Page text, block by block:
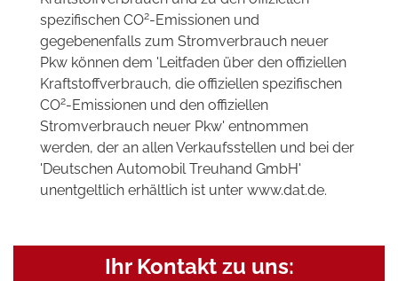
spezifischen CO2-Emissionen und
gegebenenfalls zum Stromverbrauch neuer
Pkw können dem 'Leitfaden über den offiziellen
Kraftstoffverbrauch, die offiziellen spezifischen
CO2-Emissionen und den offiziellen
Stromverbrauch neuer Pkw' entnommen
werden, der an allen Verkaufsstellen und bei der
'Deutschen Automobil Treuhand GmbH'
unentgeltlich erhältlich ist unter www.dat.de.
Ihr Kontakt zu uns: